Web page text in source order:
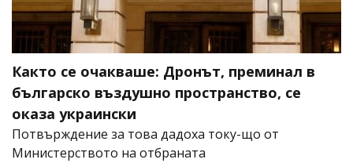
Както се очакваше: Дронът, преминал в
българско въздушно пространство, се
оказа украински
Потвърждение за това дадоха току-що от
Министерството на отбраната